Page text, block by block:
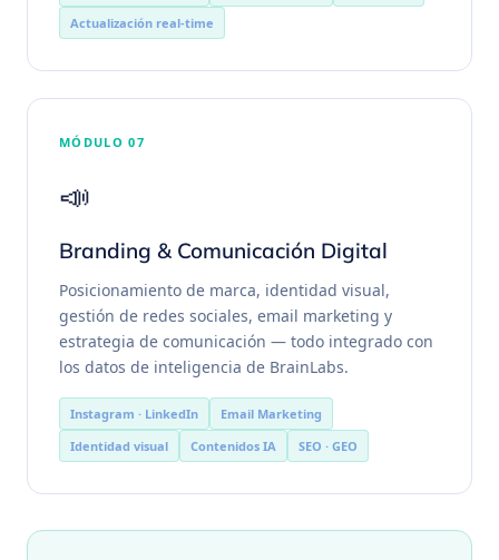
Actualización real-time
MÓDULO 07
📣
Branding & Comunicación Digital
Posicionamiento de marca, identidad visual,
gestión de redes sociales, email marketing y
estrategia de comunicación — todo integrado con
los datos de inteligencia de BrainLabs.
Instagram · LinkedIn
Email Marketing
Identidad visual
Contenidos IA SEO · GEO